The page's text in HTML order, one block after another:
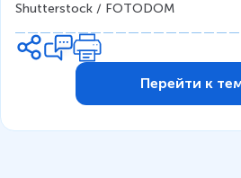
Shutterstock / FOTODOM
Перейти к